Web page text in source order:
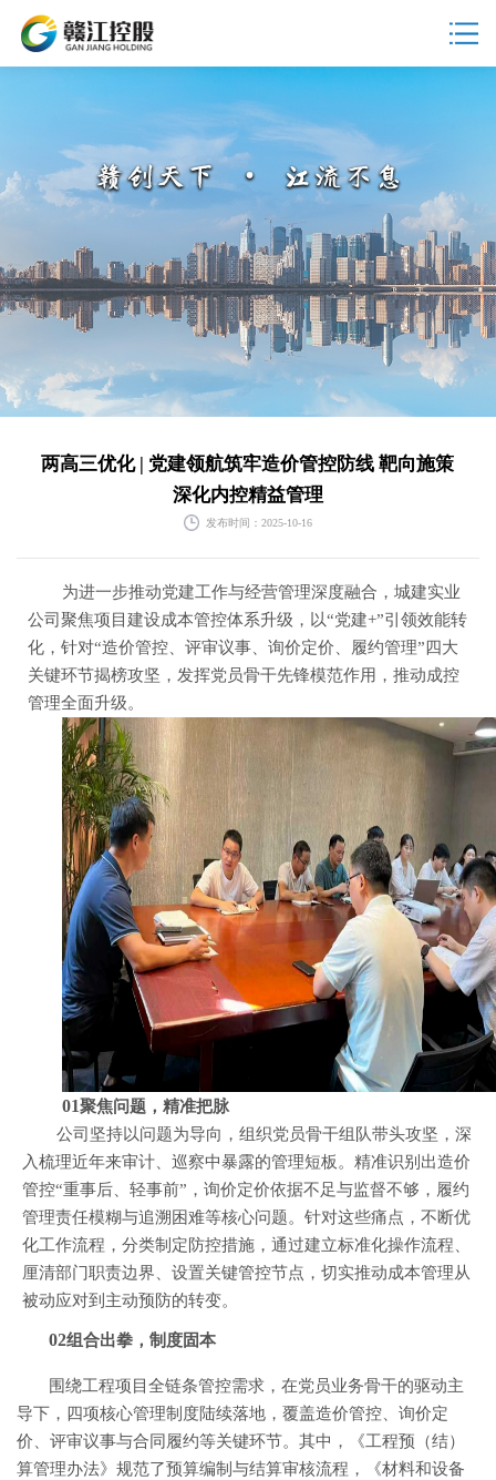
两高三优化 | 党建领航筑牢造价管控防线 靶向施策
深化内控精益管理
发布时间：2025-10-16
为进一步推动党建工作与经营管理深度融合，城建实业
公司聚焦项目建设成本管控体系升级，以“党建+”引领效能转
化，针对“造价管控、评审议事、询价定价、履约管理”四大
关键环节揭榜攻坚，发挥党员骨干先锋模范作用，推动成控
管理全面升级。
01聚焦问题，精准把脉
公司坚持以问题为导向，组织党员骨干组队带头攻坚，深
入梳理近年来审计、巡察中暴露的管理短板。精准识别出造价
管控“重事后、轻事前”，询价定价依据不足与监督不够，履约
管理责任模糊与追溯困难等核心问题。针对这些痛点，不断优
化工作流程，分类制定防控措施，通过建立标准化操作流程、
厘清部门职责边界、设置关键管控节点，切实推动成本管理从
被动应对到主动预防的转变。
02组合出拳，制度固本
围绕工程项目全链条管控需求，在党员业务骨干的驱动主
导下，四项核心管理制度陆续落地，覆盖造价管控、询价定
价、评审议事与合同履约等关键环节。其中，《工程预（结）
算管理办法》规范了预算编制与结算审核流程，《材料和设备